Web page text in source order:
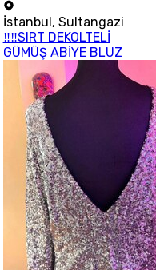
İstanbul, Sultangazi
‼‼SIRT DEKOLTELİ
GÜMÜŞ ABİYE BLUZ